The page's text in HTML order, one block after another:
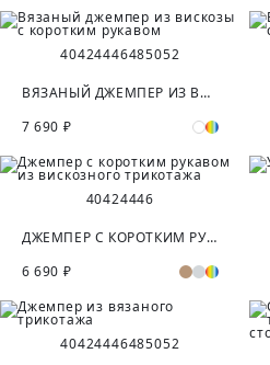
40424446485052
ВЯЗАНЫЙ ДЖЕМПЕР ИЗ ВИСКОЗЫ С КОРОТКИМ РУКАВОМ
7 690 ₽
40424446
ДЖЕМПЕР С КОРОТКИМ РУКАВОМ ИЗ ВИСКОЗНОГО ТРИКОТАЖА
6 690 ₽
40424446485052